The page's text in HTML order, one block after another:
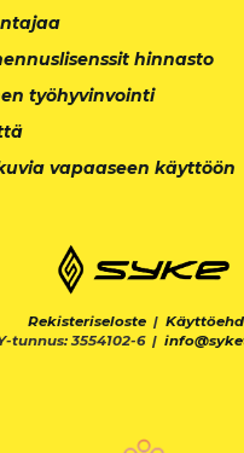
hinnasto
työhyvinvointi
vapaaseen käyttöön
Rekisteriseloste |
tunnus: 3554102-6 |